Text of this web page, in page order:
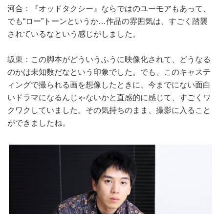
河合：『オッドタクシー』ならではのユーモアもあって、
でも“ロー”トーンというか…作品の雰囲気は、すごく踏襲
されているなという感じがしました。
坂東：この脚本がどういうふうに映像化されて、どうなる
のかは未知数だなという印象でした。でも、このキャステ
ィングで撮られる画を想像したときに、今までにない面白
いドラマになるんじゃないかと直感的に感じて、すごくワ
クワクしていました。その気持ちのまま、撮影に入ること
ができましたね。